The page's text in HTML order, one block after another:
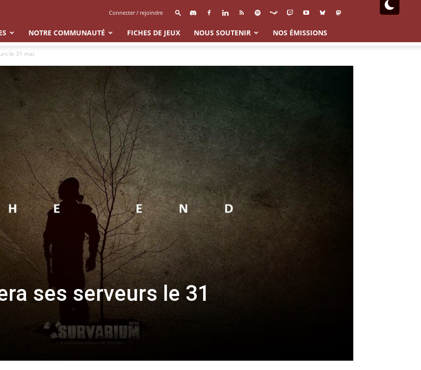
Connecter / rejoindre
NOTRE COMMUNAUTÉ FICHES DE JEUX NOUS SOUTENIR NOS ÉMISSIONS
le 31 mai
ses serveurs le 31